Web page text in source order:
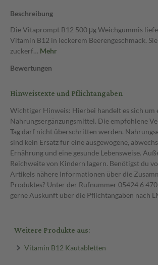
Beschreibung
Die Vitaprompt B12 500 μg Weichgummis
Vitamin B12 in leckerem Beerengeschmack.
zuckerf… Mehr
Bewertungen
Hinweistexte und Pflichtangaben
Wichtiger Hinweis: Hierbei handelt es sich um
Nahrungsergänzungsmittel. Die empfohlene
Tag darf nicht überschritten werden.
sind kein Ersatz für eine ausgewogene,
Ernährung und eine gesunde Lebensweise.
Reichweite von Kindern lagern. Benötigst du
Artikels nähere Informationen über die
Produktes? Unter der Rufnummer 05424 6
gerne Auskunft über die Pflichtangaben nach
Weitere Produkte aus:
Vitamin B12 Kautabletten